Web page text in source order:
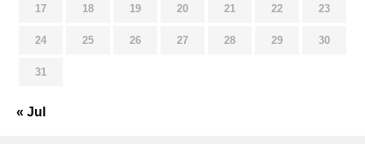
17 18 19 20 21 22 23
24 25 26 27 28 29 30
31
« Jul